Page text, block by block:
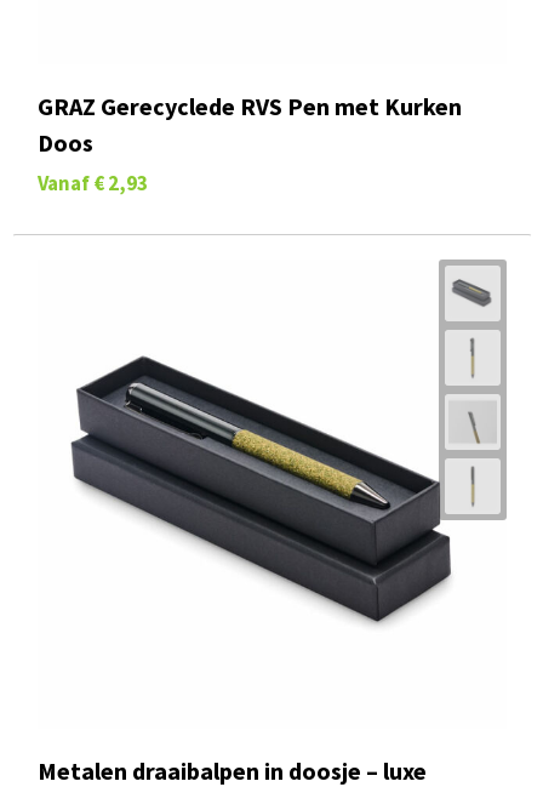
GRAZ Gerecyclede RVS Pen met Kurken
Doos
Vanaf € 2,93
Metalen draaibalpen in doosje – luxe